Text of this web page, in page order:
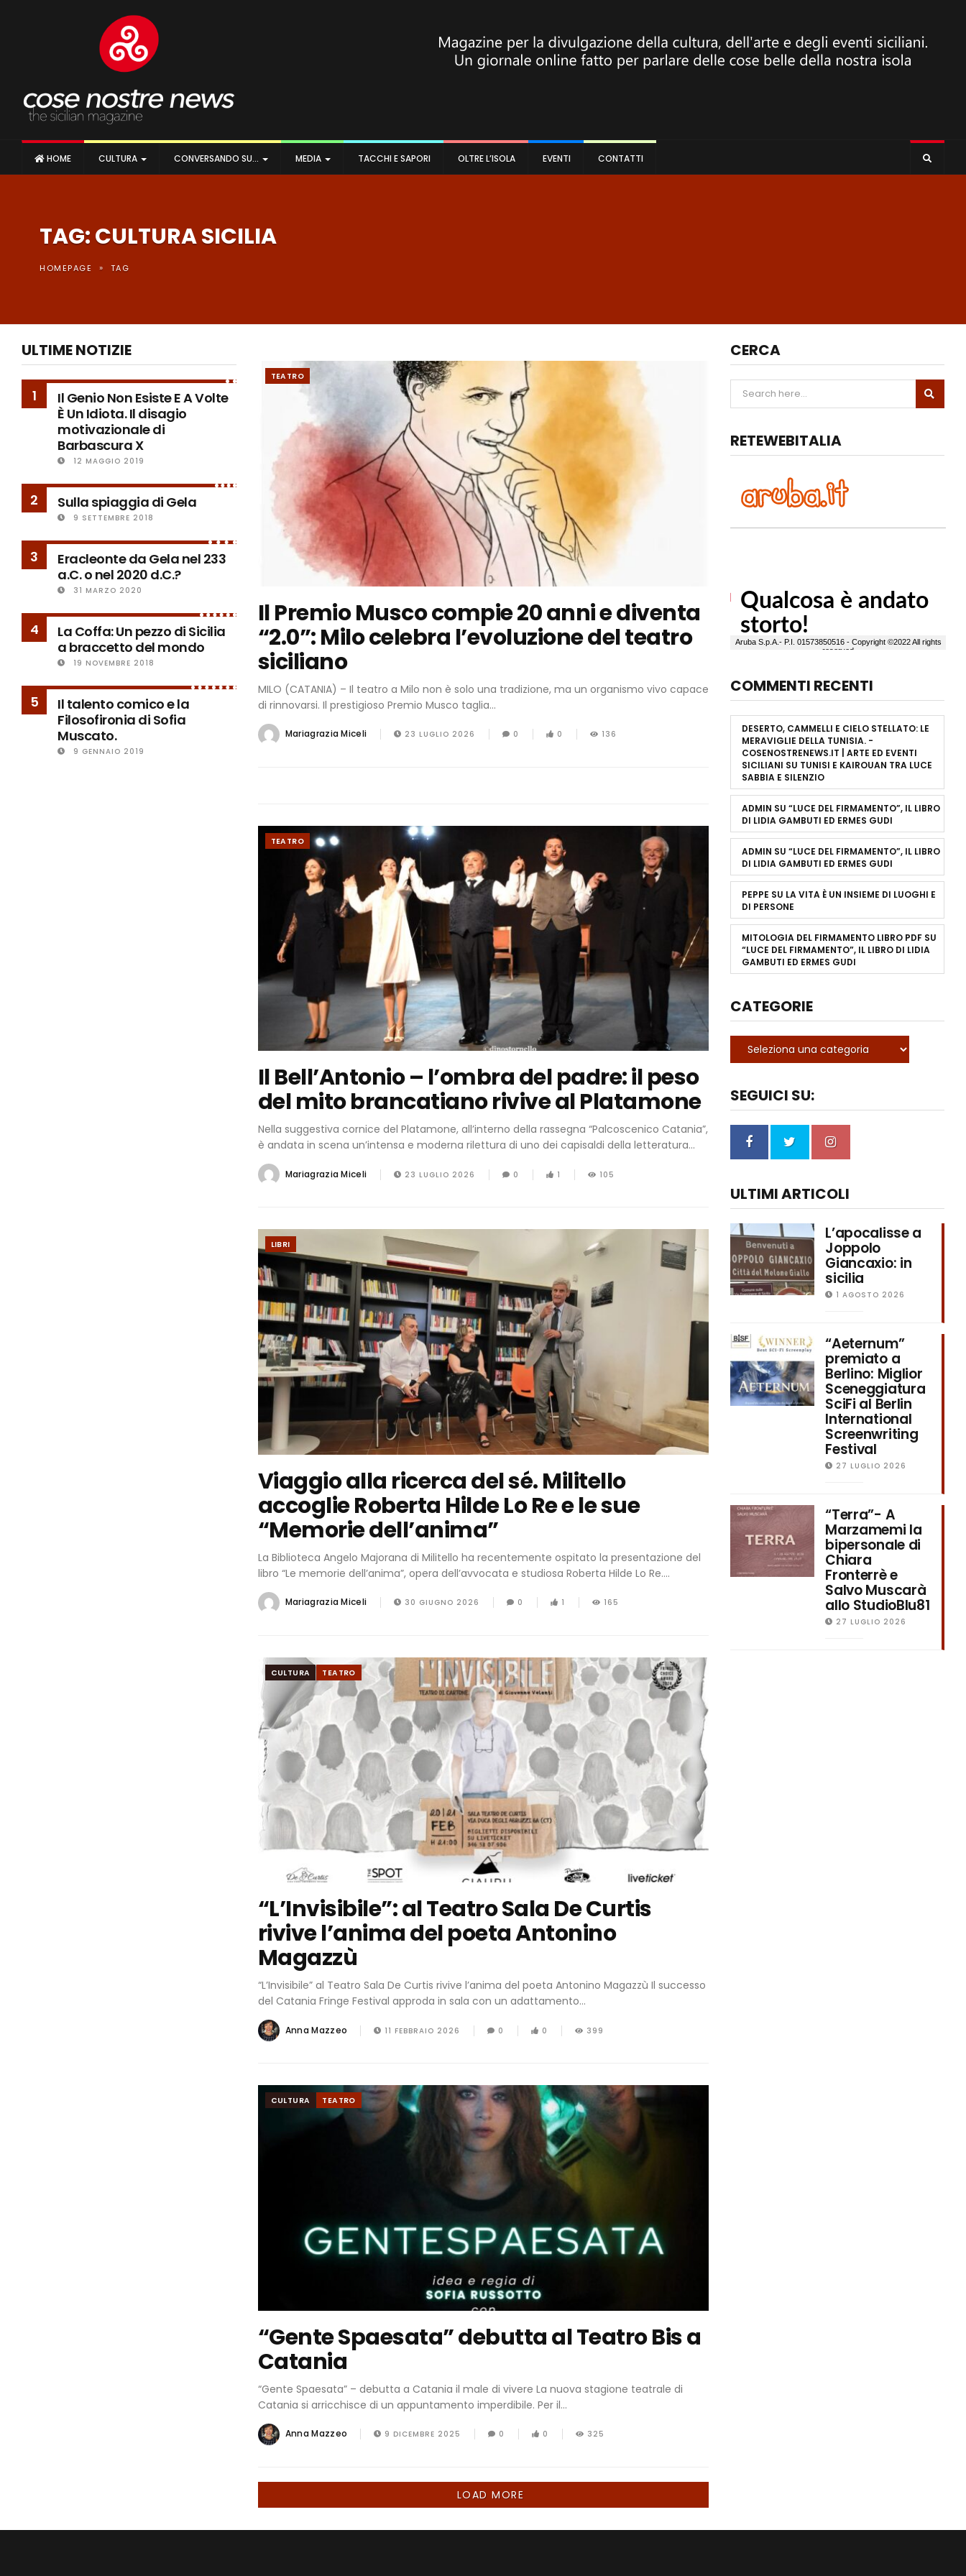
HOME CULTURA CONVERSANDO SU… MEDIA TACCHI E SAPORI OLTRE L’ISOLA EVENTI CONTATTI
TAG: CULTURA SICILIA
HOMEPAGE » TAG
ULTIME NOTIZIE
1
Il Genio Non Esiste E A Volte
È Un Idiota. Il disagio
motivazionale di
Barbascura X
12 MAGGIO 2019
2 Sulla spiaggia di Gela
9 SETTEMBRE 2018
3
Eracleonte da Gela nel 233
a.C. o nel 2020 d.C.?
31 MARZO 2020
4
La Coffa: Un pezzo di Sicilia
a braccetto del mondo
19 NOVEMBRE 2018
5
Il talento comico e la
Filosofironia di Sofia
Muscato.
9 GENNAIO 2019
TEATRO
Il Premio Musco compie 20 anni e diventa
“2.0”: Milo celebra l’evoluzione del teatro
siciliano
MILO (CATANIA) – Il teatro a Milo non è solo una tradizione, ma un organismo vivo capace
di rinnovarsi. Il prestigioso Premio Musco taglia...
Mariagrazia Miceli 23 LUGLIO 2026 0 0 136
TEATRO
Il Bell’Antonio – l’ombra del padre: il peso
del mito brancatiano rivive al Platamone
Nella suggestiva cornice del Platamone, all’interno della rassegna “Palcoscenico Catania”,
è andata in scena un’intensa e moderna rilettura di uno dei capisaldi della letteratura...
Mariagrazia Miceli 23 LUGLIO 2026 0 1 105
LIBRI
Viaggio alla ricerca del sé. Militello
accoglie Roberta Hilde Lo Re e le sue
“Memorie dell’anima”
La Biblioteca Angelo Majorana di Militello ha recentemente ospitato la presentazione del
libro “Le memorie dell’anima”, opera dell’avvocata e studiosa Roberta Hilde Lo Re....
Mariagrazia Miceli 30 GIUGNO 2026 0 1 165
CULTURA TEATRO
“L’Invisibile”: al Teatro Sala De Curtis
rivive l’anima del poeta Antonino
Magazzù
“L’Invisibile” al Teatro Sala De Curtis rivive l’anima del poeta Antonino Magazzù Il successo
del Catania Fringe Festival approda in sala con un adattamento...
Anna Mazzeo 11 FEBBRAIO 2026 0 0 399
CULTURA TEATRO
“Gente Spaesata” debutta al Teatro Bis a
Catania
“Gente Spaesata” – debutta a Catania il male di vivere La nuova stagione teatrale di
Catania si arricchisce di un appuntamento imperdibile. Per il...
Anna Mazzeo 9 DICEMBRE 2025 0 0 325
LOAD MORE
CERCA
RETEWEBITALIA
COMMENTI RECENTI
DESERTO, CAMMELLI E CIELO STELLATO: LE
MERAVIGLIE DELLA TUNISIA. -
COSENOSTRENEWS.IT | ARTE ED EVENTI
SICILIANI SU TUNISI E KAIROUAN TRA LUCE
SABBIA E SILENZIO
ADMIN SU “LUCE DEL FIRMAMENTO”, IL LIBRO
DI LIDIA GAMBUTI ED ERMES GUDI
ADMIN SU “LUCE DEL FIRMAMENTO”, IL LIBRO
DI LIDIA GAMBUTI ED ERMES GUDI
PEPPE SU LA VITA È UN INSIEME DI LUOGHI E
DI PERSONE
MITOLOGIA DEL FIRMAMENTO LIBRO PDFSU
“LUCE DEL FIRMAMENTO”, IL LIBRO DI LIDIA
GAMBUTI ED ERMES GUDI
CATEGORIE
SEGUICI SU:
ULTIMI ARTICOLI
L’apocalisse a
Joppolo
Giancaxio: in
sicilia
1 AGOSTO 2026
“Aeternum”
premiato a
Berlino: Miglior
Sceneggiatura
SciFi al Berlin
International
Screenwriting
Festival
27 LUGLIO 2026
“Terra”- A
Marzamemi la
bipersonale di
Chiara
Fronterrè e
Salvo Muscarà
allo StudioBlu81
27 LUGLIO 2026